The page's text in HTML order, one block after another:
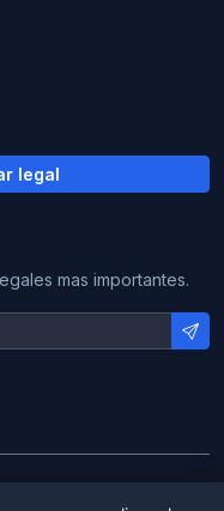
legal
mas importantes.